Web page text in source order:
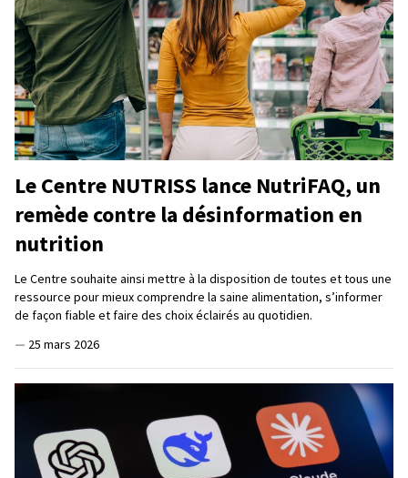
Le Centre NUTRISS lance NutriFAQ, un
remède contre la désinformation en
nutrition
Le Centre souhaite ainsi mettre à la disposition de toutes et tous une
ressource pour mieux comprendre la saine alimentation, s’informer
de façon fiable et faire des choix éclairés au quotidien.
— 25 mars 2026